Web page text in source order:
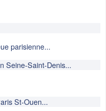
parisienne...
Seine-Saint-Denis...
St-Ouen...